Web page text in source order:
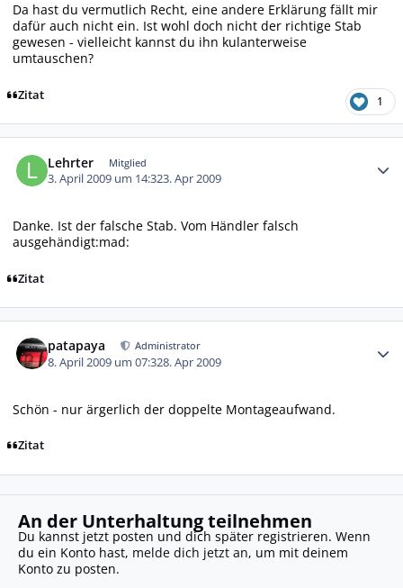
Da hast du vermutlich Recht, eine andere Erklärung fällt mir
dafür auch nicht ein. Ist wohl doch nicht der richtige Stab
gewesen - vielleicht kannst du ihn kulanterweise
umtauschen?
Zitat 1
Lehrter Mitglied
3. April 2009 um 14:323. Apr 2009
Danke. Ist der falsche Stab. Vom Händler falsch
ausgehändigt:mad:
Zitat
patapaya Administrator
8. April 2009 um 07:328. Apr 2009
Schön - nur ärgerlich der doppelte Montageaufwand.
Zitat
An der Unterhaltung teilnehmen
Du kannst jetzt posten und dich später registrieren. Wenn
du ein Konto hast, melde dich jetzt an, um mit deinem
Konto zu posten.